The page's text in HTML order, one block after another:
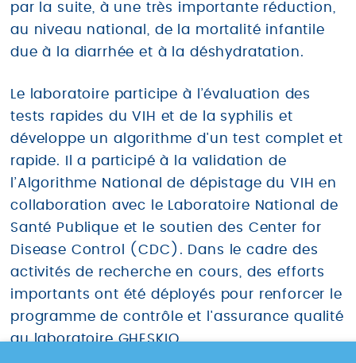
par la suite, à une très importante réduction,
au niveau national, de la mortalité infantile
due à la diarrhée et à la déshydratation.
Le laboratoire participe à l’évaluation des
tests rapides du VIH et de la syphilis et
développe un algorithme d'un test complet et
rapide. Il a participé à la validation de
l’Algorithme National de dépistage du VIH en
collaboration avec le Laboratoire National de
Santé Publique et le soutien des Center for
Disease Control (CDC). Dans le cadre des
activités de recherche en cours, des efforts
importants ont été déployés pour renforcer le
programme de contrôle et l'assurance qualité
au laboratoire GHESKIO.
Newsletter
Inscrivez-vous à la newsletter pour
suivre les actualités du réseau GABRIEL
!
En s'inscrivant à la newsletter, vos données seront
traitées par la Fondation Mérieux pour vous envoyer des
informations sur nos activités et vous informer des
événements à venir. Pour plus d'informations, veuillez